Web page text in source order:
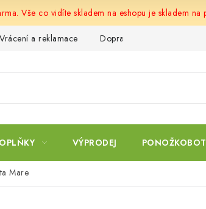
Vše co vidíte skladem na eshopu je skladem na
Vrácení a reklamace Doprava a platba
VÝPRODEJ
Mare